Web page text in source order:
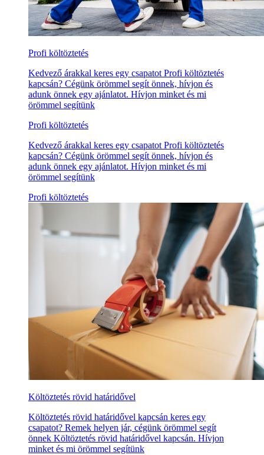
Profi költöztetés
Kedvező árakkal keres egy csapatot Profi költöztetés
kapcsán? Cégünk örömmel segít önnek, hívjon és
adunk önnek egy ajánlatot. Hívjon minket és mi
örömmel segítünk
Profi költöztetés
Kedvező árakkal keres egy csapatot Profi költöztetés
kapcsán? Cégünk örömmel segít önnek, hívjon és
adunk önnek egy ajánlatot. Hívjon minket és mi
örömmel segítünk
Profi költöztetés
Költöztetés rövid határidővel
Költöztetés rövid határidővel kapcsán keres egy
csapatot? Remek helyen jár, cégünk örömmel segít
önnek Költöztetés rövid határidővel kapcsán. Hívjon
minket és mi örömmel segítünk